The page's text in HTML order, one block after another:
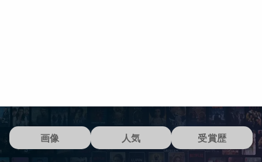
画像 人気 受賞歴